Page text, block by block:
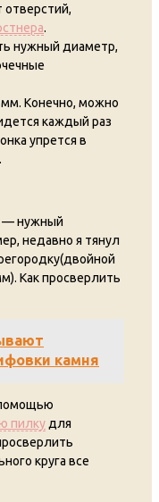
отверстий,
.
нужный диаметр,
мм. Конечно, можно
каждый раз
упрется в
— нужный
недавно я тянул
Как просверлить
камня
пилку для
круга все